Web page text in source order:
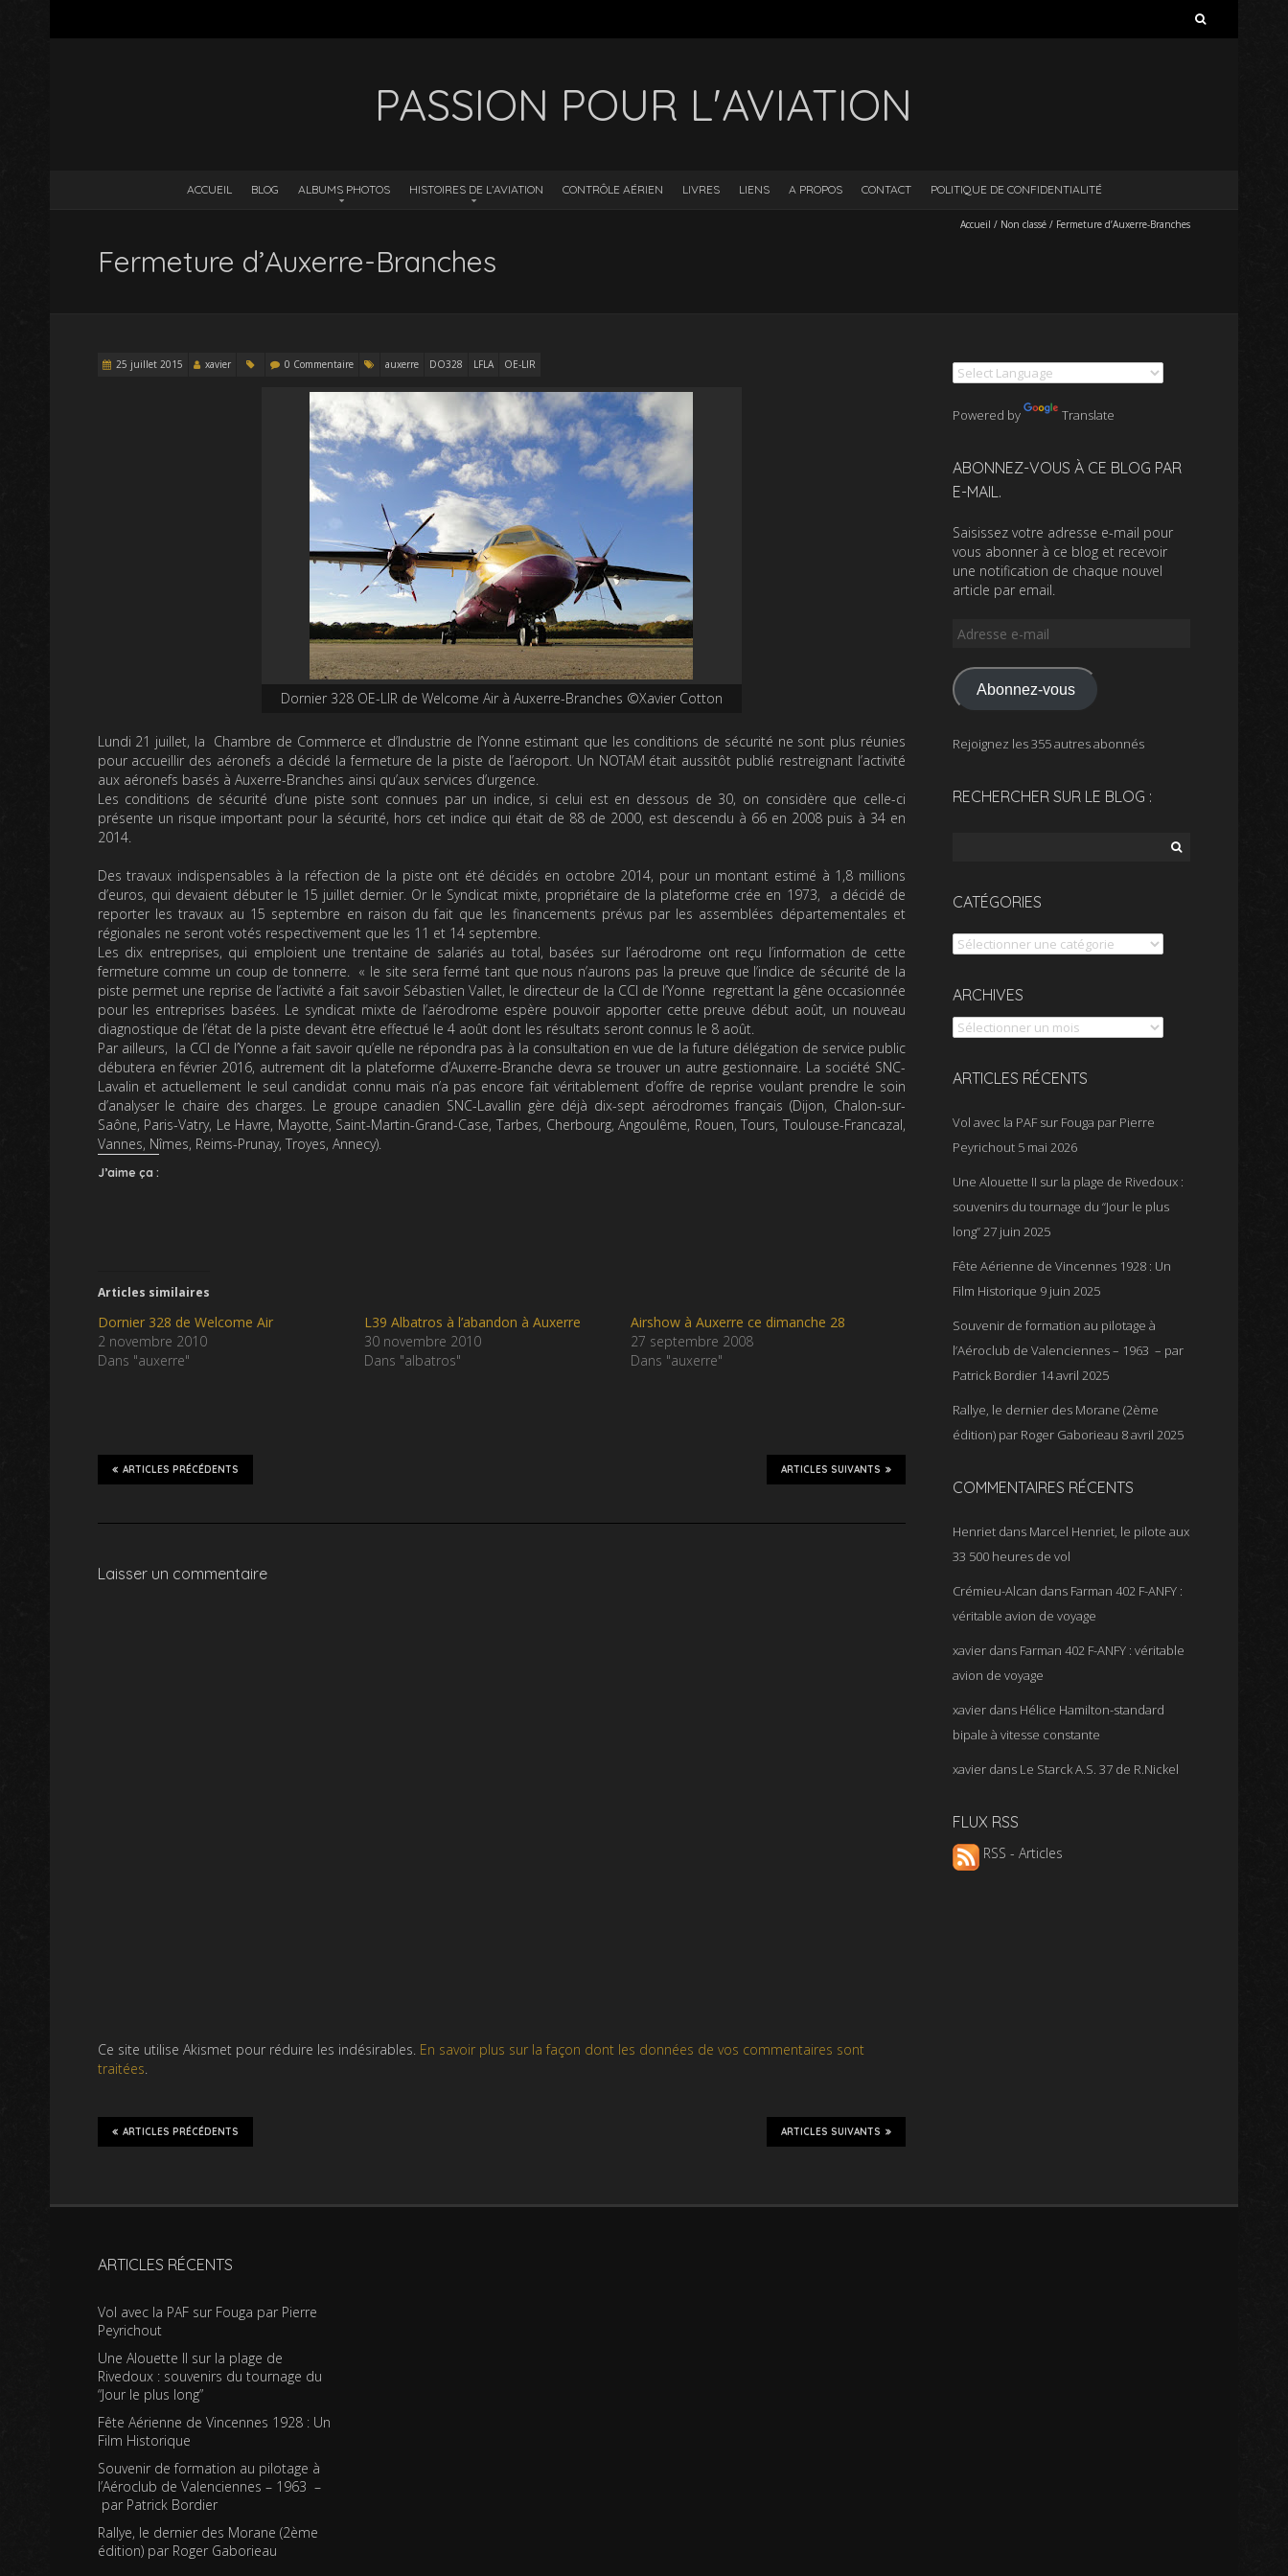
PASSION POUR L'AVIATION
ACCUEIL BLOG ALBUMS PHOTOS HISTOIRES DE L’AVIATION CONTRÔLE AÉRIEN LIVRES LIENS A PROPOS CONTACT POLITIQUE DE CONFIDENTIALITÉ
Accueil / Non classé / Fermeture d’Auxerre-Branches
Fermeture d’Auxerre-Branches
25 juillet 2015 xavier 0 Commentaire auxerre DO328 LFLA OE-LIR
Dornier 328 OE-LIR de Welcome Air à Auxerre-Branches ©Xavier Cotton
Lundi 21 juillet, la Chambre de Commerce et d’Industrie de l’Yonne estimant que les conditions de sécurité ne sont plus réunies
pour accueillir des aéronefs a décidé la fermeture de la piste de l’aéroport. Un NOTAM était aussitôt publié restreignant l’activité
aux aéronefs basés à Auxerre-Branches ainsi qu’aux services d’urgence.
Les conditions de sécurité d’une piste sont connues par un indice, si celui est en dessous de 30, on considère que celle-ci
présente un risque important pour la sécurité, hors cet indice qui était de 88 de 2000, est descendu à 66 en 2008 puis à 34 en
2014.
Des travaux indispensables à la réfection de la piste ont été décidés en octobre 2014, pour un montant estimé à 1,8 millions
d’euros, qui devaient débuter le 15 juillet dernier. Or le Syndicat mixte, propriétaire de la plateforme crée en 1973, a décidé de
reporter les travaux au 15 septembre en raison du fait que les financements prévus par les assemblées départementales et
régionales ne seront votés respectivement que les 11 et 14 septembre.
Les dix entreprises, qui emploient une trentaine de salariés au total, basées sur l’aérodrome ont reçu l’information de cette
fermeture comme un coup de tonnerre. « le site sera fermé tant que nous n’aurons pas la preuve que l’indice de sécurité de la
piste permet une reprise de l’activité a fait savoir Sébastien Vallet, le directeur de la CCI de l’Yonne regrettant la gêne occasionnée
pour les entreprises basées. Le syndicat mixte de l’aérodrome espère pouvoir apporter cette preuve début août, un nouveau
diagnostique de l’état de la piste devant être effectué le 4 août dont les résultats seront connus le 8 août.
Par ailleurs, la CCI de l’Yonne a fait savoir qu’elle ne répondra pas à la consultation en vue de la future délégation de service public
débutera en février 2016, autrement dit la plateforme d’Auxerre-Branche devra se trouver un autre gestionnaire. La société SNC-
Lavalin et actuellement le seul candidat connu mais n’a pas encore fait véritablement d’offre de reprise voulant prendre le soin
d’analyser le chaire des charges. Le groupe canadien SNC-Lavallin gère déjà dix-sept aérodromes français (Dijon, Chalon-sur-
Saône, Paris-Vatry, Le Havre, Mayotte, Saint-Martin-Grand-Case, Tarbes, Cherbourg, Angoulême, Rouen, Tours, Toulouse-Francazal,
Vannes, Nîmes, Reims-Prunay, Troyes, Annecy).
J’aime ça :
Articles similaires
Dornier 328 de Welcome Air
2 novembre 2010
Dans "auxerre"
L39 Albatros à l’abandon à Auxerre
30 novembre 2010
Dans "albatros"
Airshow à Auxerre ce dimanche 28
27 septembre 2008
Dans "auxerre"
ARTICLES SUIVANTS
ARTICLES PRÉCÉDENTS
Laisser un commentaire
Ce site utilise Akismet pour réduire les indésirables. En savoir plus sur la façon dont les données de vos commentaires sont
traitées.
ARTICLES SUIVANTS
ARTICLES PRÉCÉDENTS
Powered by Translate
ABONNEZ-VOUS À CE BLOG PAR
E-MAIL.
Saisissez votre adresse e-mail pour
vous abonner à ce blog et recevoir
une notification de chaque nouvel
article par email.
Adresse
mail
Abonnez-vous
Rejoignez les 355 autres abonnés
RECHERCHER SUR LE BLOG :
CATÉGORIES
Catégories
ARCHIVES
Archives
ARTICLES RÉCENTS
Vol avec la PAF sur Fouga par Pierre
Peyrichout 5 mai 2026
Une Alouette II sur la plage de Rivedoux :
souvenirs du tournage du “Jour le plus
long”27 juin 2025
Fête Aérienne de Vincennes 1928 : Un
Film Historique 9 juin 2025
Souvenir de formation au pilotage à
l’Aéroclub de Valenciennes – 1963 – par
Patrick Bordier 14 avril 2025
Rallye, le dernier des Morane (2ème
édition) par Roger Gaborieau 8 avril 2025
COMMENTAIRES RÉCENTS
Henriet dans Marcel Henriet, le pilote aux
33 500 heures de vol
Crémieu-Alcan dans Farman 402 F-ANFY :
véritable avion de voyage
xavier dans Farman 402 F-ANFY : véritable
avion de voyage
xavier dans Hélice Hamilton-standard
bipale à vitesse constante
xavier dans Le Starck A.S. 37 de R.Nickel
FLUX RSS
RSS - Articles
ARTICLES RÉCENTS
Vol avec la PAF sur Fouga par Pierre
Peyrichout
Une Alouette II sur la plage de
Rivedoux : souvenirs du tournage du
“Jour le plus long”
Fête Aérienne de Vincennes 1928 : Un
Film Historique
Souvenir de formation au pilotage à
l’Aéroclub de Valenciennes – 1963 –
par Patrick Bordier
Rallye, le dernier des Morane (2ème
édition) par Roger Gaborieau